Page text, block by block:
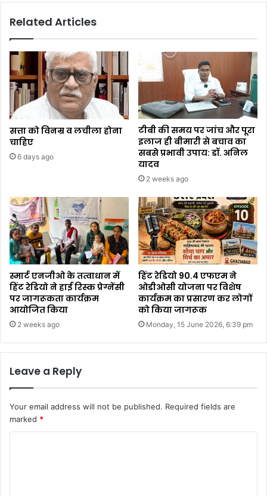
Related Articles
सत्ता को विनम्र व लचीला होना
चाहिए
6 days ago
टीबी की समय पर जांच और पूरा
इलाज ही बीमारी से बचाव का
सबसे प्रभावी उपाय: डॉ. अनिल
यादव
2 weeks ago
स्मार्ट एनजीओ के तत्वाधान में
हिंट रेडियो ने हाई रिस्क प्रेग्नेंसी
पर जागरूकता कार्यक्रम
आयोजित किया
2 weeks ago
हिंट रेडियो 90.4 एफएम ने
ओडीओसी योजना पर विशेष
कार्यक्रम का प्रसारण कर लोगों
को किया जागरूक
Monday, 15 June 2026, 6:39 pm
Leave a Reply
Your email address will not be published. Required fields are
marked *